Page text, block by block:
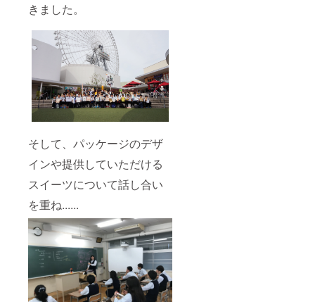
きました。
そして、パッケージのデザ
インや提供していただける
スイーツについて話し合い
を重ね......